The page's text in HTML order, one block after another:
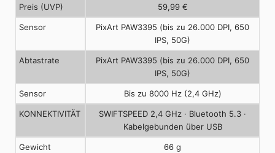
Preis (UVP) 59,99 €
Sensor
PixArt PAW3395 (bis zu 26.000 DPI, 650
IPS, 50G)
Abtastrate
PixArt PAW3395 (bis zu 26.000 DPI, 650
IPS, 50G)
Sensor Bis zu 8000 Hz (2,4 GHz)
KONNEKTIVITÄT
SWIFTSPEED 2,4 GHz · Bluetooth 5.3 ·
Kabelgebunden über USB
Gewicht 66 g